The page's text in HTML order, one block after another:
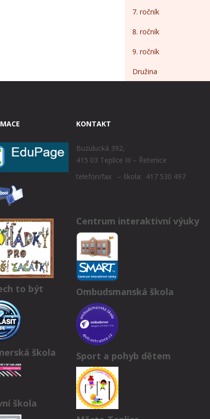
7. ročník
8. ročník
9. ročník
Družina
to být
škola
škola
KONTAKT
Buzulucká 392,
415 03 Teplice III – Řetenice
telefon/fax – škola: 417 530 497
Centrum interaktivní výuky
Ombudsmanská škola
Sport a pohyb dětem